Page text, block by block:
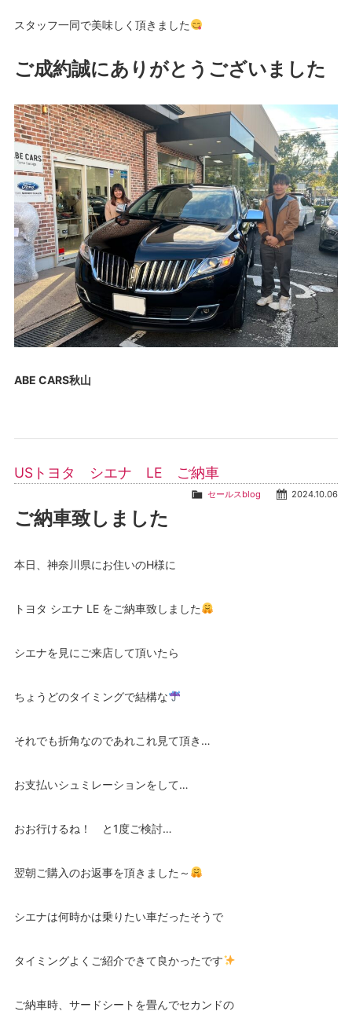
スタッフ一同で美味しく頂きました
ご成約誠にありがとうございました
ABE CARS秋山
USトヨタ シエナ LE ご納車
2024.10.06
セールスblog
ご納車致しました
本日、神奈川県にお住いのH様に
トヨタ シエナ LE をご納車致しました
シエナを見にご来店して頂いたら
ちょうどのタイミングで結構な
それでも折角なのであれこれ見て頂き…
お支払いシュミレーションをして…
おお行けるね！ と1度ご検討…
翌朝ご購入のお返事を頂きました～
シエナは何時かは乗りたい車だったそうで
タイミングよくご紹介できて良かったです
ご納車時、サードシートを畳んでセカンドの